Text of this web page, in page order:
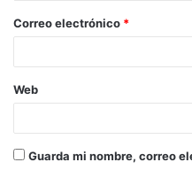
Correo electrónico *
Web
Guarda mi nombre, correo